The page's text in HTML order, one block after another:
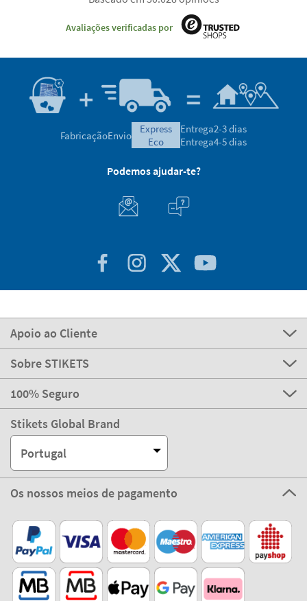
Avaliações verificadas por
FabricaçãoEnvio
express
eco
Entrega2-3 dias
Entrega4-5 dias
Podemos ajudar-te?
Apoio ao Cliente
Sobre STIKETS
100% Seguro
Stikets Global Brand
Portugal
Os nossos meios de pagamento